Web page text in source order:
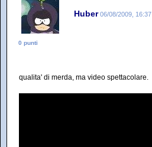
Huber 06/08/2009, 16:37
0 punti
qualita' di merda, ma video spettacolare.